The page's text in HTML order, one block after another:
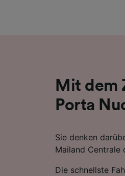
Mit dem
Porta
Sie denken
Mailand Centrale
Die schnellste